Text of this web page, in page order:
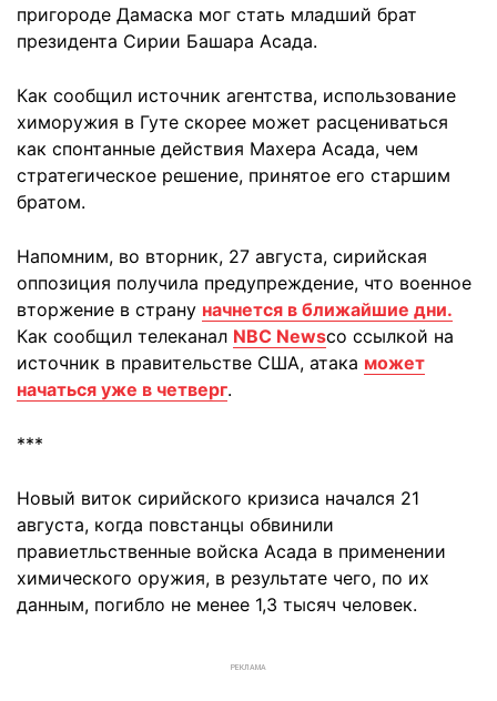
пригороде Дамаска мог стать младший брат
президента Сирии Башара Асада.
Как сообщил источник агентства, использование
химоружия в Гуте скорее может расцениваться
как спонтанные действия Махера Асада, чем
стратегическое решение, принятое его старшим
братом.
Напомним, во вторник, 27 августа, сирийская
оппозиция получила предупреждение, что военное
вторжение в страну начнется в ближайшие дни.
Как сообщил телеканал NBC Newsсо ссылкой на
источник в правительстве США, атака может
начаться уже в четверг.
***
Новый виток сирийского кризиса начался 21
августа, когда повстанцы обвинили
правиетльственные войска Асада в применении
химического оружия, в результате чего, по их
данным, погибло не менее 1,3 тысяч человек.
РЕКЛАМА